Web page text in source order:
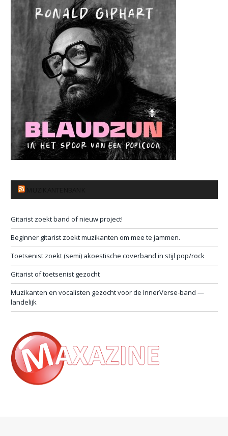
Gitarist zoekt band of nieuw project!
Beginner gitarist zoekt muzikanten om mee te jammen.
Toetsenist zoekt (semi) akoestische coverband in stijl pop/rock
Gitarist of toetsenist gezocht
Muzikanten en vocalisten gezocht voor de InnerVerse-band —
landelijk